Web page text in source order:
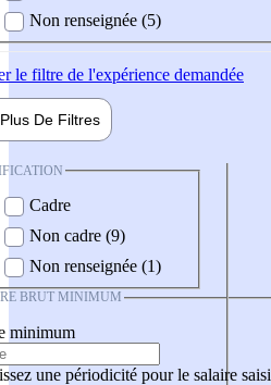
Non renseignée (5)
le filtre de l'expérience demandée
Plus De Filtres
Cadre
Non cadre (9)
Non renseignée (1)
BRUT MINIMUM
minimum
une périodicité pour le salaire saisi